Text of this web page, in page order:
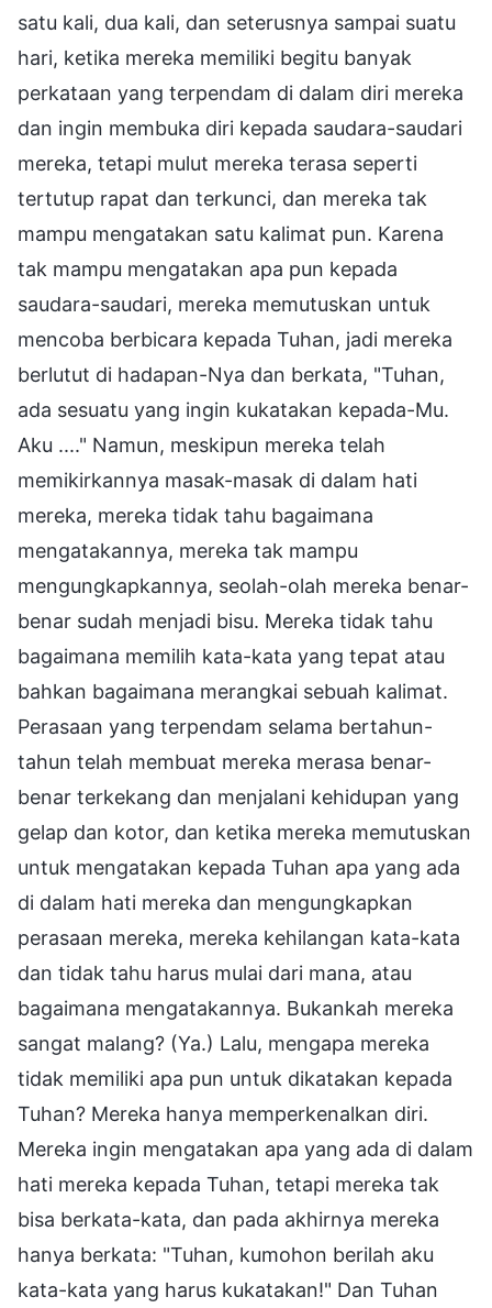
satu kali, dua kali, dan seterusnya sampai suatu
hari, ketika mereka memiliki begitu banyak
perkataan yang terpendam di dalam diri mereka
dan ingin membuka diri kepada saudara-saudari
mereka, tetapi mulut mereka terasa seperti
tertutup rapat dan terkunci, dan mereka tak
mampu mengatakan satu kalimat pun. Karena
tak mampu mengatakan apa pun kepada
saudara-saudari, mereka memutuskan untuk
mencoba berbicara kepada Tuhan, jadi mereka
berlutut di hadapan-Nya dan berkata, "Tuhan,
ada sesuatu yang ingin kukatakan kepada-Mu.
Aku ...." Namun, meskipun mereka telah
memikirkannya masak-masak di dalam hati
mereka, mereka tidak tahu bagaimana
mengatakannya, mereka tak mampu
mengungkapkannya, seolah-olah mereka benar-
benar sudah menjadi bisu. Mereka tidak tahu
bagaimana memilih kata-kata yang tepat atau
bahkan bagaimana merangkai sebuah kalimat.
Perasaan yang terpendam selama bertahun-
tahun telah membuat mereka merasa benar-
benar terkekang dan menjalani kehidupan yang
gelap dan kotor, dan ketika mereka memutuskan
untuk mengatakan kepada Tuhan apa yang ada
di dalam hati mereka dan mengungkapkan
perasaan mereka, mereka kehilangan kata-kata
dan tidak tahu harus mulai dari mana, atau
bagaimana mengatakannya. Bukankah mereka
sangat malang? (Ya.) Lalu, mengapa mereka
tidak memiliki apa pun untuk dikatakan kepada
Tuhan? Mereka hanya memperkenalkan diri.
Mereka ingin mengatakan apa yang ada di dalam
hati mereka kepada Tuhan, tetapi mereka tak
bisa berkata-kata, dan pada akhirnya mereka
hanya berkata: "Tuhan, kumohon berilah aku
kata-kata yang harus kukatakan!" Dan Tuhan